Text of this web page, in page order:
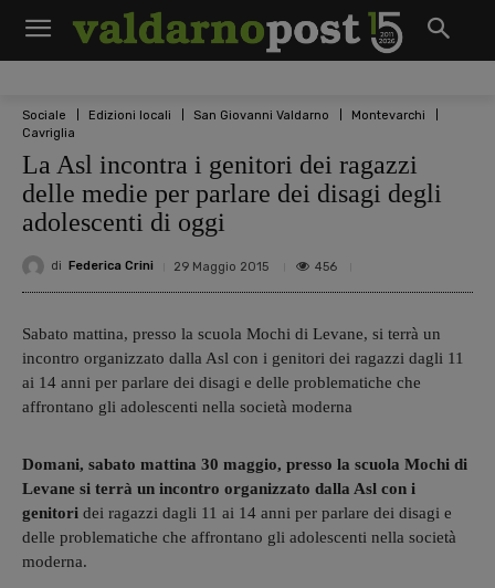
Sociale Edizioni locali San Giovanni Valdarno
Montevarchi
Cavriglia
La Asl incontra i genitori dei ragazzi
delle medie per parlare dei disagi degli
adolescenti di oggi
di Federica Crini 29 Maggio 2015 456
Sabato mattina, presso la scuola Mochi di Levane, si terrà un
incontro organizzato dalla Asl con i genitori dei ragazzi dagli 11
ai 14 anni per parlare dei disagi e delle problematiche che
affrontano gli adolescenti nella società moderna
Domani, sabato mattina 30 maggio, presso la scuola Mochi di
Levane si terrà un incontro organizzato dalla Asl con i
genitori dei ragazzi dagli 11 ai 14 anni per parlare dei disagi e
delle problematiche che affrontano gli adolescenti nella società
moderna.